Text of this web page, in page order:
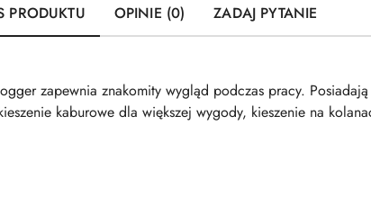
PRODUKTU OPINIE (0) ZADAJ PYTANIE
zapewnia znakomity wygląd podczas pracy.
kaburowe dla większej wygody, kieszenie na